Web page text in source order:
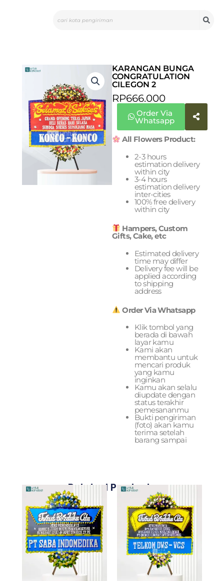
KARANGAN BUNGA
CONGRATULATION
CILEGON 2
RP666.000
Order Via
Whatsapp
All Flowers Product:
2-3 hours
estimation delivery
within city
3-4 hours
estimation delivery
inter-cities
100% free delivery
within city
Hampers, Custom
Gifts, Cake, etc
Estimated delivery
time may differ
Delivery fee will be
applied according
to shipping
address
Order Via Whatsapp
Klik tombol yang
berada di bawah
layar kamu
Kami akan
membantu untuk
mencari produk
yang kamu
inginkan
Kamu akan selalu
diupdate dengan
status terakhir
pemesananmu
Bukti pengiriman
(foto) akan kamu
terima setelah
barang sampai
Related Products